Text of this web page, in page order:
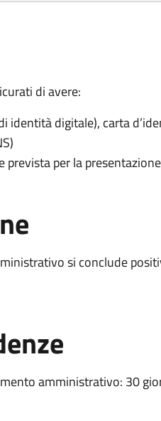
di avere:
identità digitale), carta
per la
si conclude
amministrativo: 30